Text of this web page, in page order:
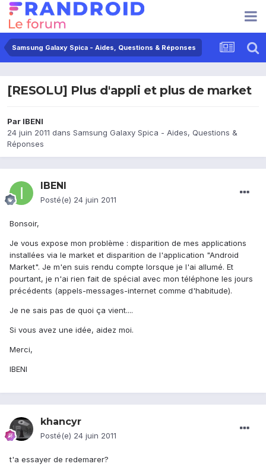
Samsung Galaxy Spica - Aides, Questions & Réponses
[RESOLU] Plus d'appli et plus de market
Par IBENI
24 juin 2011 dans Samsung Galaxy Spica - Aides, Questions &
Réponses
IBENI
Posté(e) 24 juin 2011
Bonsoir,
Je vous expose mon problème : disparition de mes applications
installées via le market et disparition de l'application "Android
Market". Je m'en suis rendu compte lorsque je l'ai allumé. Et
pourtant, je n'ai rien fait de spécial avec mon téléphone les jours
précédents (appels-messages-internet comme d'habitude).
Je ne sais pas de quoi ça vient....
Si vous avez une idée, aidez moi.
Merci,
IBENI
khancyr
Posté(e) 24 juin 2011
t'a essayer de redemarer?